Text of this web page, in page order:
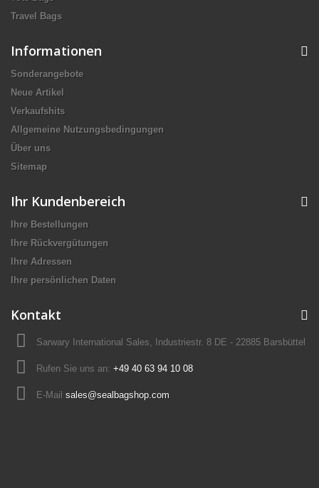
Travel Bags
Informationen
Sonderangebote
Neue Artikel
Verkaufshits
Allgemeine Nutzungsbedingungen
Über uns
Sitemap
Ihr Kundenbereich
Ihre Bestellungen
Ihre Rückvergütungen
Ihre Adressen
Ihre persönlichen Daten
Kontakt
Sarwary International Sales, Industriestr. 8 DE - 22885 Barsbüttel
Rufen Sie uns an: +49 40 63 94 10 08
E-Mail sales@sealbagshop.com